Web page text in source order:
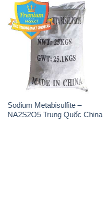
Sodium Metabisulfite –
NA2S2O5 Trung Quốc China